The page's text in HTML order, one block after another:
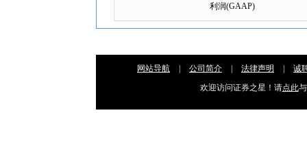
利润(GAAP)
网站导航 | 公司简介 | 法律声明 |
诚
欢迎访问证券之星！请点此